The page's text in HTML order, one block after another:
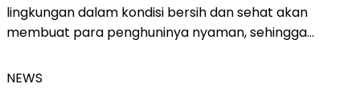
lingkungan dalam kondisi bersih dan sehat akan
membuat para penghuninya nyaman, sehingga…
NEWS